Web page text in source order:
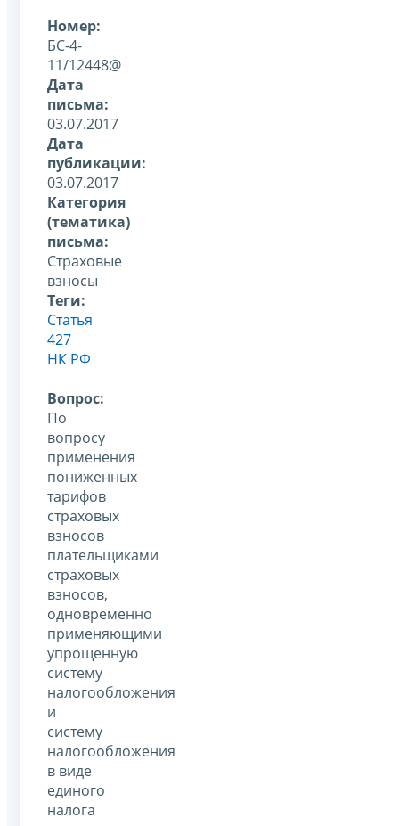
Номер:
БС-4-
11/12448@
Дата
письма:
03.07.2017
Дата
публикации:
03.07.2017
Категория
(тематика)
письма:
Страховые
взносы
Теги:
Статья
427
НК РФ
Вопрос:
По
вопросу
применения
пониженных
тарифов
страховых
взносов
плательщиками
страховых
взносов,
одновременно
применяющими
упрощенную
систему
налогообложения
и
систему
налогообложения
в виде
единого
налога